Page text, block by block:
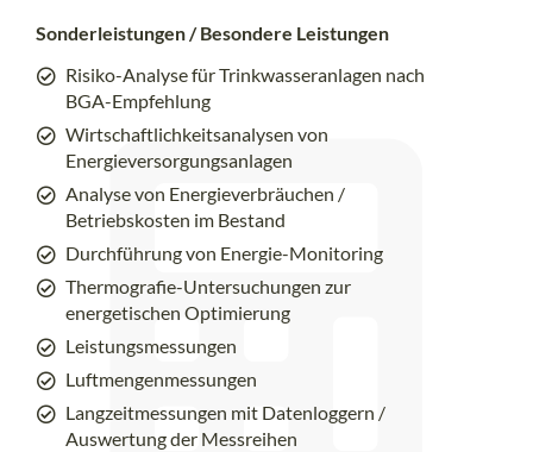
Sonderleistungen / Besondere Leistungen
Risiko-Analyse für Trinkwasseranlagen nach
BGA-Empfehlung
Wirtschaftlichkeitsanalysen von
Energieversorgungsanlagen
Analyse von Energieverbräuchen /
Betriebskosten im Bestand
Durchführung von Energie-Monitoring
Thermografie-Untersuchungen zur
energetischen Optimierung
Leistungsmessungen
Luftmengenmessungen
Langzeitmessungen mit Datenloggern /
Auswertung der Messreihen